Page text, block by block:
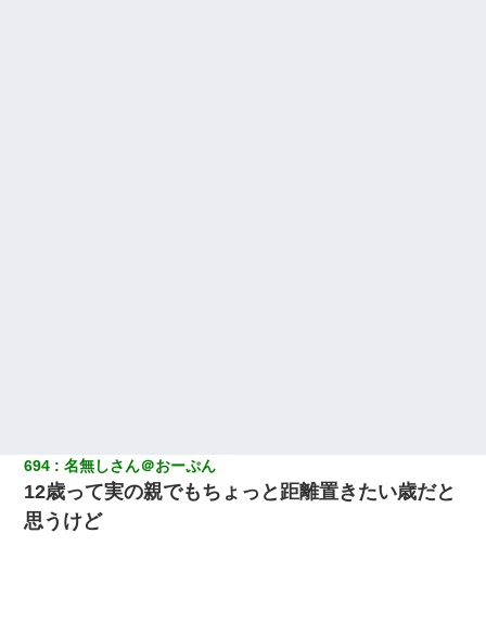
694 名無しさん＠おーぷん
12歳って実の親でもちょっと距離置きたい歳だと
思うけど